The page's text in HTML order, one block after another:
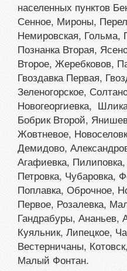
населенных пунктов
Сенное, Мироны,
Немировская, Гольма,
Познанка Вторая,
Второе, Жеребковов,
Гвоздавка Первая,
Зеленогорское,
Новогеоргиевка,
Бобрик Второй,
Жовтневое,
Демидово,
Агафиевка,
Петровка, Чубаровка,
Поплавка, Оброчное,
Первое, Розалевка,
Гандрабуры, Ананьев,
Куяльник, Липецкое,
Вестерничаны,
Малый Фонтан.